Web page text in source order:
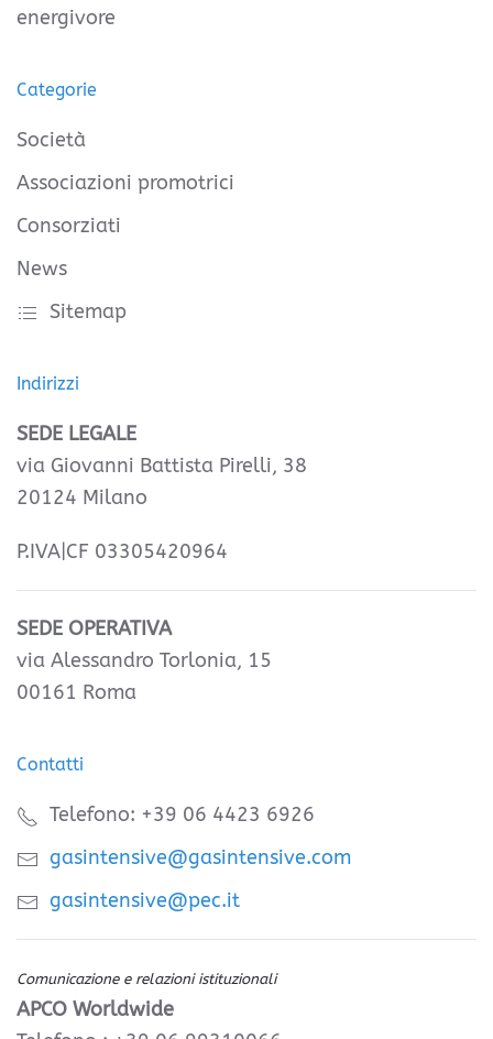
energivore
Categorie
Società
Associazioni promotrici
Consorziati
News
Sitemap
Indirizzi
SEDE LEGALE
via Giovanni Battista Pirelli, 38
20124 Milano
P.IVA|CF 03305420964
SEDE OPERATIVA
via Alessandro Torlonia, 15
00161 Roma
Contatti
Telefono: +39 06 4423 6926
gasintensive@gasintensive.com
gasintensive@pec.it
Comunicazione e relazioni istituzionali
APCO Worldwide